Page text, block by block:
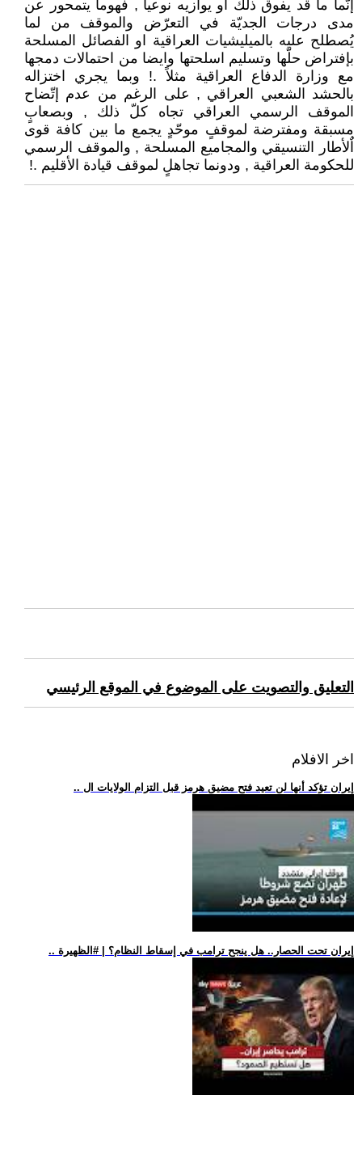
إنّما ما قد يفوق ذلك او يوازيه نوعياً , فهوما يتمحور عن
مدى درجات الجديّة في التعرّض والموقف من لما
يُصطلح عليه بالميليشيات العراقية او الفصائل المسلحة
بإفتراض حلّها وتسليم اسلحتها وايضا من احتمالات دمجها
مع وزارة الدفاع العراقية مثلاً .! وبما يجري اختزاله
بالحشد الشعبي العراقي , على الرغم من عدم إتّضاح
الموقف الرسمي العراقي تجاه كلّ ذلك , وبصعابٍ
مسبقة ومفترضة لموقفٍ موحّدٍ يجمع ما بين كافة قوى
اٌلأطار التنسيقي والمجاميع المسلحة , والموقف الرسمي
للحكومة العراقية , ودونما تجاهلٍ لموقف قيادة الأقليم .!
التعليق والتصويت على الموضوع في الموقع الرئيسي
اخر الافلام
.. إيران تؤكد أنها لن تعيد فتح مضيق هرمز قبل التزام الولايات ال
.. إيران تحت الحصار.. هل ينجح ترامب في إسقاط النظام؟ | #الظهيرة